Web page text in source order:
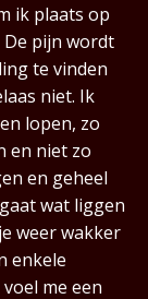
ik plaats op
pijn wordt
te vinden
niet. Ik
lopen, zo
en niet zo
en geheel
wat liggen
weer wakker
enkele
me een